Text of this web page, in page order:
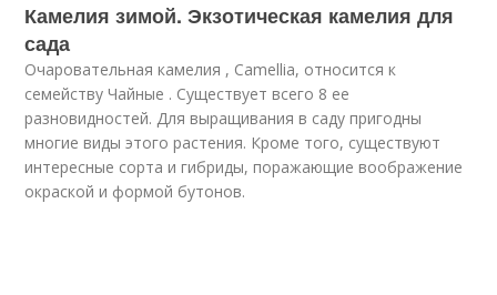
Камелия зимой. Экзотическая камелия для
сада
Очаровательная камелия , Camellia, относится к
семейству Чайные . Существует всего 8 ее
разновидностей. Для выращивания в саду пригодны
многие виды этого растения. Кроме того, существуют
интересные сорта и гибриды, поражающие воображение
окраской и формой бутонов.